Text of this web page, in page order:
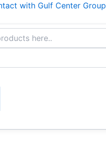
with Gulf Center Group